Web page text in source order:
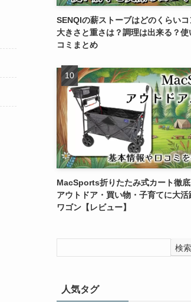
SENQIの薪ストーブはどのくらいコ
大きさと重さは？調理は出来る？使
コミまとめ
MacSports折りたたみ式カート徹底
アウトドア・買い物・子育てに大
ワゴン【レビュー】
検索
人気タグ